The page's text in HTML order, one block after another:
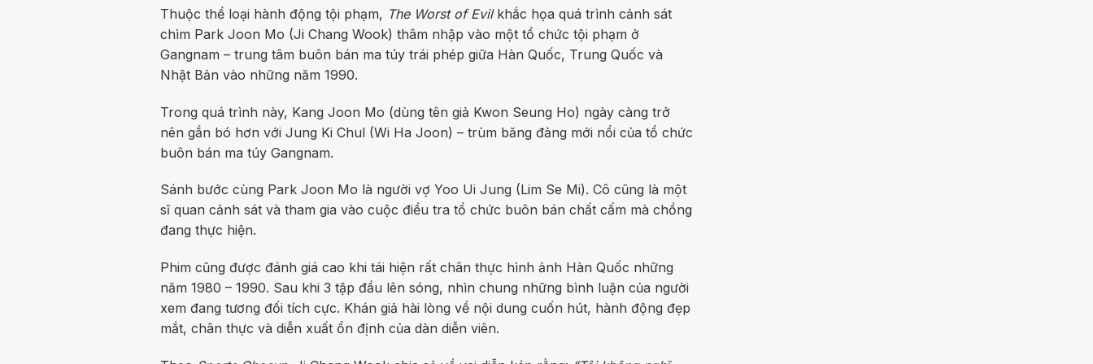
Thuộc thể loại hành động tội phạm, The Worst of Evil khắc họa quá trình cảnh sát
chìm Park Joon Mo (Ji Chang Wook) thâm nhập vào một tổ chức tội phạm ở
Gangnam – trung tâm buôn bán ma túy trái phép giữa Hàn Quốc, Trung Quốc và
Nhật Bản vào những năm 1990.
Trong quá trình này, Kang Joon Mo (dùng tên giả Kwon Seung Ho) ngày càng trở
nên gắn bó hơn với Jung Ki Chul (Wi Ha Joon) – trùm băng đảng mới nổi của tổ chức
buôn bán ma túy Gangnam.
Sánh bước cùng Park Joon Mo là người vợ Yoo Ui Jung (Lim Se Mi). Cô cũng là một
sĩ quan cảnh sát và tham gia vào cuộc điều tra tổ chức buôn bán chất cấm mà chồng
đang thực hiện.
Phim cũng được đánh giá cao khi tái hiện rất chân thực hình ảnh Hàn Quốc những
năm 1980 – 1990. Sau khi 3 tập đầu lên sóng, nhìn chung những bình luận của người
xem đang tương đối tích cực. Khán giả hài lòng về nội dung cuốn hút, hành động đẹp
mắt, chân thực và diễn xuất ổn định của dàn diễn viên.